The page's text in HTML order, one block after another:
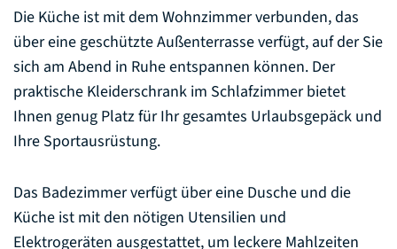
Die Küche ist mit dem Wohnzimmer verbunden, das
über eine geschützte Außenterrasse verfügt, auf der Sie
sich am Abend in Ruhe entspannen können. Der
praktische Kleiderschrank im Schlafzimmer bietet
Ihnen genug Platz für Ihr gesamtes Urlaubsgepäck und
Ihre Sportausrüstung.
Das Badezimmer verfügt über eine Dusche und die
Küche ist mit den nötigen Utensilien und
Elektrogeräten ausgestattet, um leckere Mahlzeiten